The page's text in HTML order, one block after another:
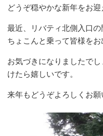
どうぞ穏やかな新年をお迎
最近、リバティ北側入口
ちょこんと乗って皆様をお
お気づきになりましたで
けたら嬉しいです。
来年もどうぞよろしくお願